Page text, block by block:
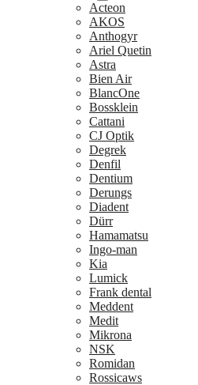
Acteon
AKOS
Anthogyr
Ariel Quetin
Astra
Bien Air
BlancOne
Bossklein
Cattani
CJ Optik
Degrek
Denfil
Dentium
Derungs
Diadent
Dürr
Hamamatsu
Ingo-man
Kia
Lumick
Frank dental
Meddent
Medit
Mikrona
NSK
Romidan
Rossicaws